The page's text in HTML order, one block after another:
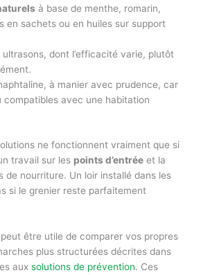
à base de menthe, romarin,
en sachets ou en huiles sur support
ultrasons, dont l’efficacité varie, plutôt
à manier avec prudence, car
compatibles avec une habitation
ne fonctionnent vraiment que si
travail sur les points d’entrée et la
de nourriture. Un loir installé dans les
si le grenier reste parfaitement
être utile de comparer vos propres
plus structurées décrites dans
aux solutions de prévention. Ces